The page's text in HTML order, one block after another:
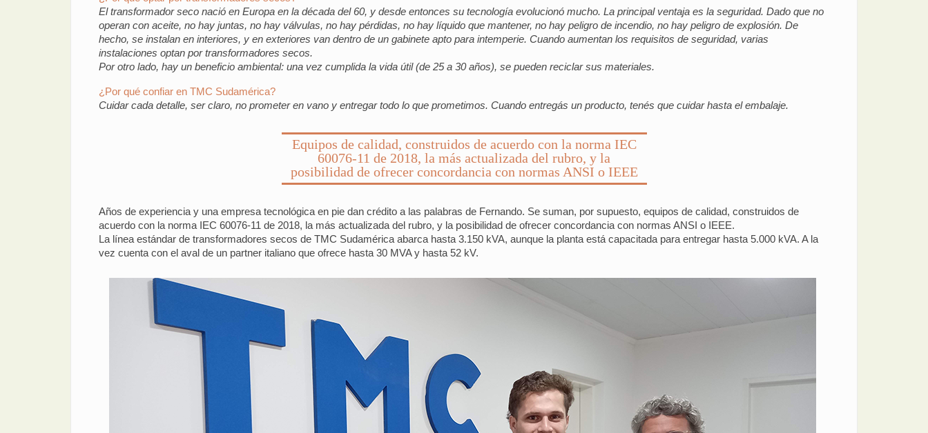
El transformador seco nació en Europa en la década del 60, y desde entonces su tecnología evolucionó mucho. La principal ventaja es la seguridad. Dado que no
operan con aceite, no hay juntas, no hay válvulas, no hay pérdidas, no hay líquido que mantener, no hay peligro de incendio, no hay peligro de explosión. De
hecho, se instalan en interiores, y en exteriores van dentro de un gabinete apto para intemperie. Cuando aumentan los requisitos de seguridad, varias
instalaciones optan por transformadores secos.
Por otro lado, hay un beneficio ambiental: una vez cumplida la vida útil (de 25 a 30 años), se pueden reciclar sus materiales.
¿Por qué confiar en TMC Sudamérica?
Cuidar cada detalle, ser claro, no prometer en vano y entregar todo lo que prometimos. Cuando entregás un producto, tenés que cuidar hasta el embalaje.
Equipos de calidad, construidos de acuerdo con la norma IEC
60076-11 de 2018, la más actualizada del rubro, y la
posibilidad de ofrecer concordancia con normas ANSI o IEEE
Años de experiencia y una empresa tecnológica en pie dan crédito a las palabras de Fernando. Se suman, por supuesto, equipos de calidad, construidos de
acuerdo con la norma IEC 60076-11 de 2018, la más actualizada del rubro, y la posibilidad de ofrecer concordancia con normas ANSI o IEEE.
La línea estándar de transformadores secos de TMC Sudamérica abarca hasta 3.150 kVA, aunque la planta está capacitada para entregar hasta 5.000 kVA. A la
vez cuenta con el aval de un partner italiano que ofrece hasta 30 MVA y hasta 52 kV.